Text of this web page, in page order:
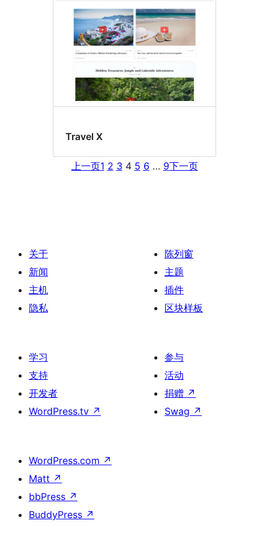
Travel X
上一页1 2 3 4 5 6 … 9下一页
关于
新闻
主机
隐私
陈列窗
主题
插件
区块样板
学习
支持
开发者
WordPress.tv ↗
参与
活动
捐赠 ↗
Swag ↗
WordPress.com ↗
Matt ↗
bbPress ↗
BuddyPress ↗